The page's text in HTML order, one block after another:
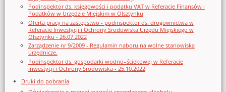
Podinspektor ds. księgowości i podatku VAT w Referacie Finansów i
Podatków w Urzędzie Miejskim w Olsztynku
Oferta pracy na zastępstwo - podinspektor ds. drogownictwa w
Referacie Inwestycji i Ochrony Środowiska Urzędu Miejskiego w
Olsztynku - 26.07.2022
Zarządzenie nr 9/2009 - Regulamin naboru na wolne stanowiska
urzędnicze.
Podinspektor ds. gospodarki wodno–ściekowej w Referacie
Inwestycji i Ochrony Środowiska - 25.10.2022
Druki do pobrania